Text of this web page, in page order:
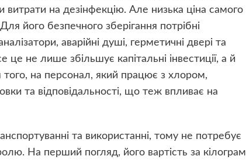
витрати на дезінфекцію. Але низька ціна самого
його безпечного зберігання потрібні
аварійні душі, герметичні двері та
не лише збільшує капітальні інвестиції, а й
того, на персонал, який працює з хлором,
та відповідальності, що теж впливає на
та використанні, тому не потребує
На перший погляд, його вартість за кілограм